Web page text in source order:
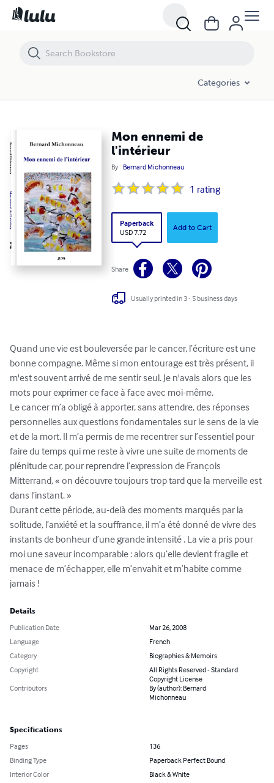
Categories
Mon ennemi de
l'intérieur
By Bernard Michonneau
1 rating
Paperback
USD 7.72
Add to Cart
Share
Usually printed in 3 - 5 business days
Quand une vie est bouleversée par le cancer, l’écriture est une
bonne compagne. Même si mon entourage est très présent, il
m'est souvent arrivé de me sentir seul. Je n'avais alors que les
mots pour exprimer ce face à face avec moi-même.
Le cancer m’a obligé à apporter, sans attendre, des réponses
personnelles aux questions fondamentales sur le sens de la vie
et de la mort. Il m’a permis de me recentrer sur l’essentiel pour
faire du temps qui me reste à vivre une suite de moments de
plénitude car, pour reprendre l’expression de François
Mitterrand, « on découvre toujours trop tard que la merveille est
dans l’instant. »
Durant cette période, au-delà des moments marqués par la
solitude, l’anxiété et la souffrance, il m’a été donné de vivre des
instants de bonheur d’une grande intensité . La vie a pris pour
moi une saveur incomparable : alors qu’elle devient fragile et
menace de m’échapper, elle m’envahit et m’habite comme
jamais !
Details
Publication Date
Mar 26, 2008
Language
French
Category
Biographies & Memoirs
Copyright
All Rights Reserved - Standard
Copyright License
Contributors
By (author): Bernard
Michonneau
Specifications
Pages
136
Binding Type
Paperback Perfect Bound
Interior Color
Black & White
Mon ennemi de l'intérieur